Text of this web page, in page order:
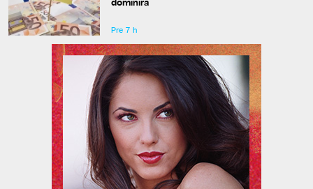
Pre 7 h